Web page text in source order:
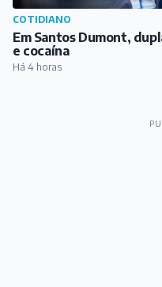
COTIDIANO
Em Santos Dumont,
e cocaína
Há 4 horas